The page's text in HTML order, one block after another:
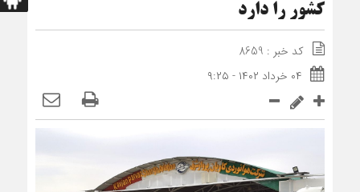
کشور را دارد
کد خبر : 8659
۰۴ خرداد ۱۴۰۲ - ۹:۲۵